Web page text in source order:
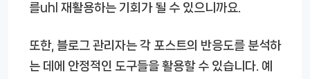
를uhl 재활용하는 기회가 될 수 있으니까요.
또한, 블로그 관리자는 각 포스트의 반응도를 분석하
는 데에 안정적인 도구들을 활용할 수 있습니다. 예